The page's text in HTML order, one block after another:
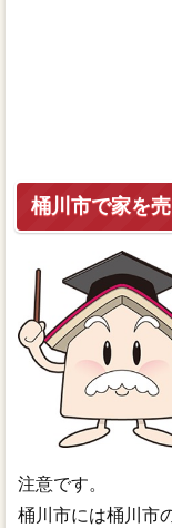
桶川市で家を
注意です。
桶川市には桶川市